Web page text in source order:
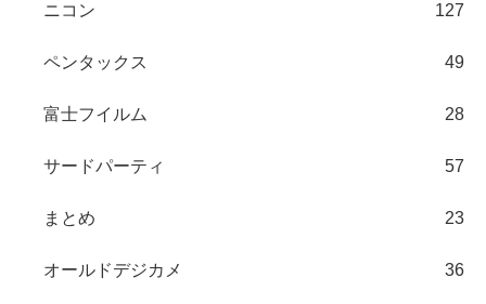
ニコン 127
ペンタックス 49
富士フイルム 28
サードパーティ 57
まとめ 23
オールドデジカメ 36